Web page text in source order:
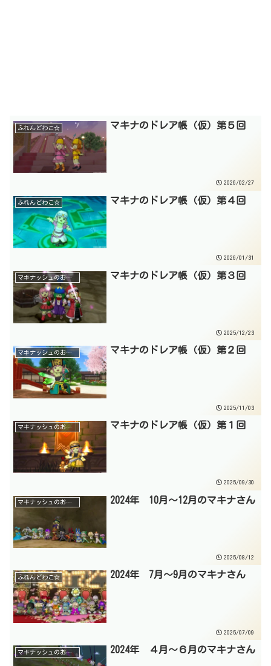
ふれんどわこ☆ マキナのドレア帳（仮）第５回
2026/02/27
ふれんどわこ☆ マキナのドレア帳（仮）第４回
2026/01/31
マキナッシュのお部屋☆ マキナのドレア帳（仮）第３回
2025/12/23
マキナッシュのお部屋☆ マキナのドレア帳（仮）第２回
2025/11/03
マキナッシュのお部屋☆ マキナのドレア帳（仮）第１回
2025/09/30
マキナッシュのお部屋☆ 2024年 10月～12月のマキナさん
2025/08/12
ふれんどわこ☆ 2024年 7月～9月のマキナさん
2025/07/09
マキナッシュのお部屋☆ 2024年 ４月～６月のマキナさん